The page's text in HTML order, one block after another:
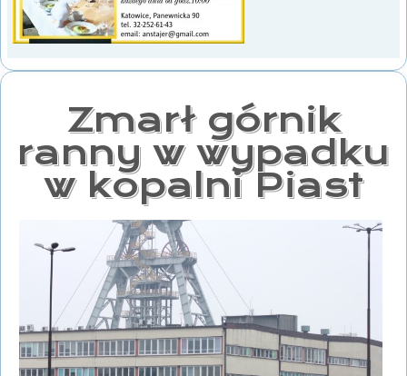
Zmarł górnik
ranny w wypadku
w kopalni Piast